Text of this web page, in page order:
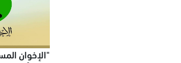
"الإخوان